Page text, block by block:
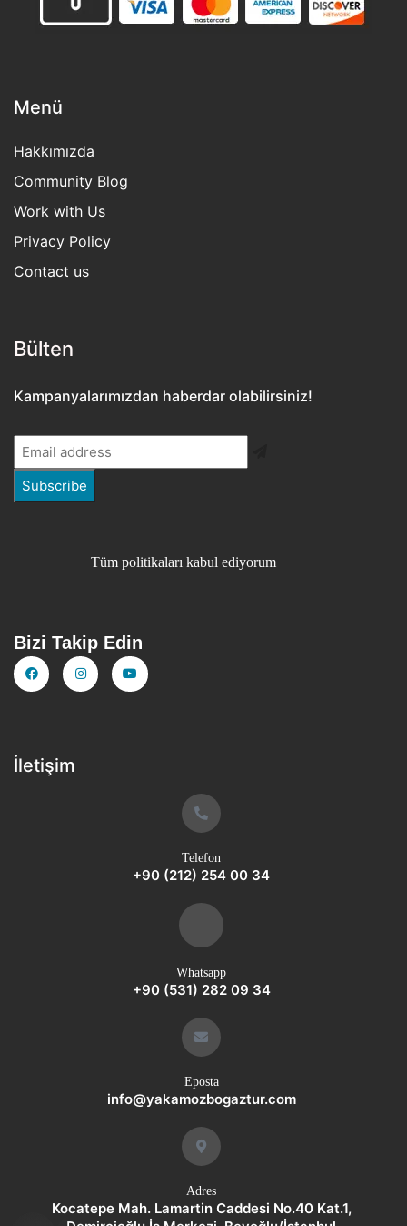
Menü
Hakkımızda
Community Blog
Work with Us
Privacy Policy
Contact us
Bülten​
Kampanyalarımızdan haberdar olabilirsiniz!
Tüm politikaları kabul ediyorum
Bizi Takip Edin
İletişim
Telefon
+90 (212) 254 00 34
Whatsapp
+90 (531) 282 09 34
Eposta
info@yakamozbogaztur.com
Adres
Kocatepe Mah. Lamartin Caddesi No.40 Kat.1,